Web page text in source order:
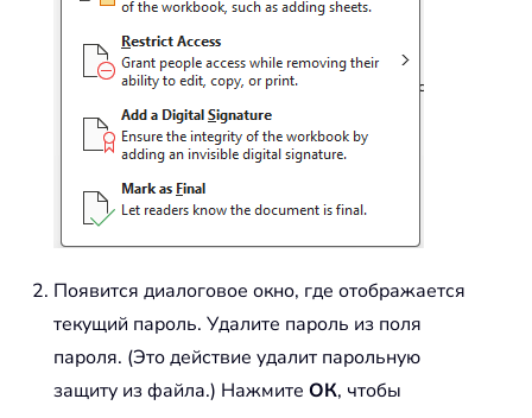
Появится диалоговое окно, где отображается
текущий пароль. Удалите пароль из поля
пароля. (Это действие удалит парольную
защиту из файла.) Нажмите ОК, чтобы